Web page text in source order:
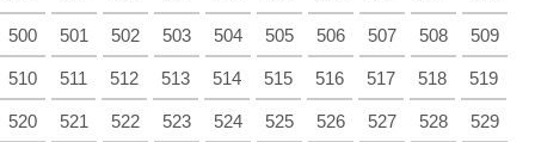
500 501 502 503 504 505 506 507 508 509
510 511 512 513 514 515 516 517 518 519
520 521 522 523 524 525 526 527 528 529